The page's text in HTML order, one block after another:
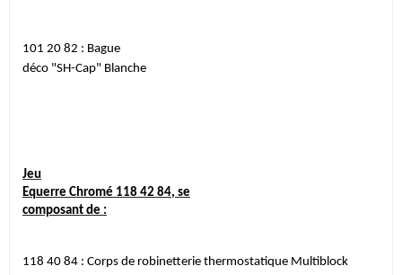
101 20 82 : Bague
déco "SH-Cap" Blanche
Jeu
Equerre Chromé 118 42 84, se
composant de :
118 40 84 : Corps de robinetterie thermostatique Multiblock